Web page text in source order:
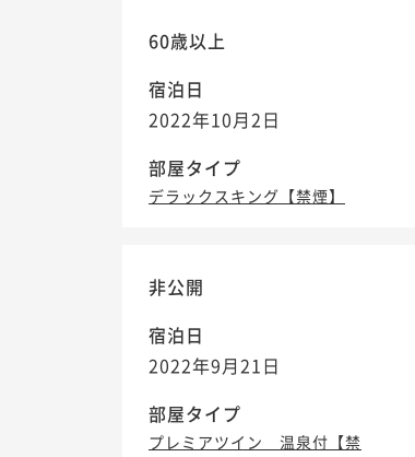
60歳以上
宿泊日
2022年10月2日
部屋タイプ
デラックスキング【禁煙】
非公開
宿泊日
2022年9月21日
部屋タイプ
プレミアツイン 温泉付【禁